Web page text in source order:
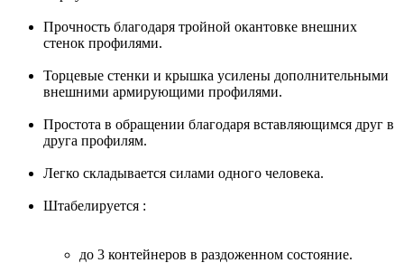
Прочность благодаря тройной окантовке внешних
стенок профилями.
Торцевые стенки и крышка усилены дополнительными
внешними армирующими профилями.
Простота в обращении благодаря вставляющимся друг в
друга профилям.
Легко складывается силами одного человека.
Штабелируется :
до 3 контейнеров в раздоженном состояние.